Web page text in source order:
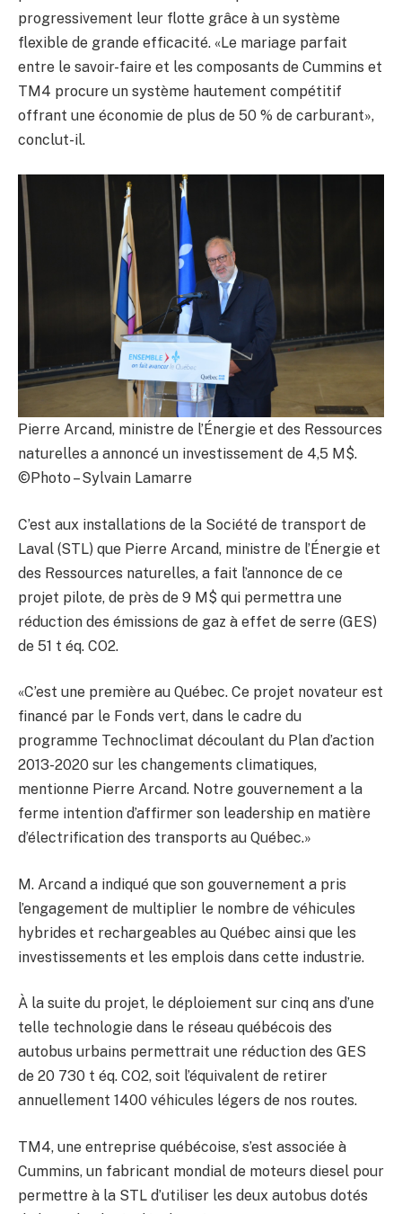
progressivement leur flotte grâce à un système
flexible de grande efficacité. «Le mariage parfait
entre le savoir-faire et les composants de Cummins et
TM4 procure un système hautement compétitif
offrant une économie de plus de 50 % de carburant»,
conclut-il.
Pierre Arcand, ministre de l’Énergie et des Ressources
naturelles a annoncé un investissement de 4,5 M$.
©Photo – Sylvain Lamarre
C’est aux installations de la Société de transport de
Laval (STL) que Pierre Arcand, ministre de l’Énergie et
des Ressources naturelles, a fait l’annonce de ce
projet pilote, de près de 9 M$ qui permettra une
réduction des émissions de gaz à effet de serre (GES)
de 51 t éq. CO2.
«C’est une première au Québec. Ce projet novateur est
financé par le Fonds vert, dans le cadre du
programme Technoclimat découlant du Plan d’action
2013-2020 sur les changements climatiques,
mentionne Pierre Arcand. Notre gouvernement a la
ferme intention d’affirmer son leadership en matière
d’électrification des transports au Québec.»
M. Arcand a indiqué que son gouvernement a pris
l’engagement de multiplier le nombre de véhicules
hybrides et rechargeables au Québec ainsi que les
investissements et les emplois dans cette industrie.
À la suite du projet, le déploiement sur cinq ans d’une
telle technologie dans le réseau québécois des
autobus urbains permettrait une réduction des GES
de 20 730 t éq. CO2, soit l’équivalent de retirer
annuellement 1400 véhicules légers de nos routes.
TM4, une entreprise québécoise, s’est associée à
Cummins, un fabricant mondial de moteurs diesel pour
permettre à la STL d’utiliser les deux autobus dotés